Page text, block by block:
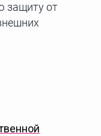
защиту от